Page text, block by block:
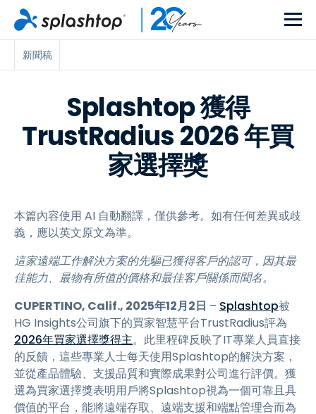
新聞稿
Splashtop 獲得
TrustRadius 2026 年買
家選擇獎
本篇內容使用 AI 自動翻譯，僅供參考。如有任何差異或歧
義，應以英文原文為準。
這家遠端工作解決方案的先驅已獲得客戶的認可，因其最
佳能力、最物有所值的價格和最佳客戶關係而聞名。
CUPERTINO, Calif., 2025年12月2日 – Splashtop被
HG Insights公司旗下的買家智慧平台TrustRadius評為
2026年買家選擇獎得主。此里程碑反映了IT專業人員直接
的反饋，這些專業人士每天使用Splashtop的解決方案，
並從產品體驗、支援品質和實際成果對公司進行評價。獲
選為買家選擇獎表明用戶將Splashtop視為一個可靠且具
價值的平台，能將遠端存取、遠端支援和端點管理合而為